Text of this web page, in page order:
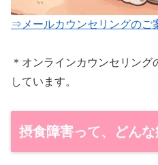
⇒メールカウンセリングのご
＊オンラインカウンセリン
しています。
摂食障害って、どんな